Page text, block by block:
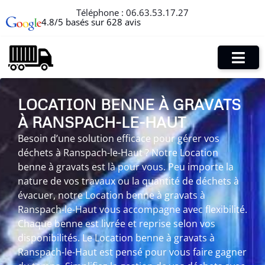
Téléphone : 06.63.53.17.27
4.8/5 basés sur 628 avis
LOCATION BENNE À GRAVATS
À RANSPACH-LE-HAUT
Besoin d’une solution efficace pour gérer vos
déchets à Ranspach-le-Haut ? Notre Location
benne à gravats est là pour vous. Peu importe la
nature de vos travaux ou la quantité de déchets à
évacuer, notre Location benne à gravats à
Ranspach-le-Haut vous accompagne avec flexibilité.
Chaque benne est livrée et reprise selon vos
disponibilités. Le Location benne à gravats à
Ranspach-le-Haut est pensé pour vous faire gagner